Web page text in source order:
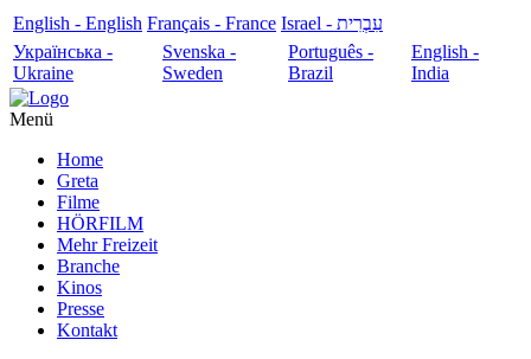
English - English Français - France
עִבְרִית - Israel
Українська -
Ukraine
Svenska -
Sweden
Português -
Brazil
English -
India
Menü
Home
Greta
Filme
HÖRFILM
Mehr Freizeit
Branche
Kinos
Presse
Kontakt